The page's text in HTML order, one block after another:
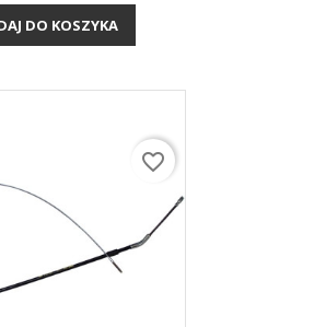
DO KOSZYKA
favorite_border